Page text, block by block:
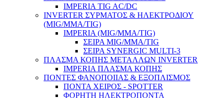
IMPERIA TIG AC/DC
INVERTER ΣΥΡΜΑΤΟΣ & ΗΛΕΚΤΡΟΔΙΟΥ
(MIG/MMA/TIG)
IMPERIA (MIG/MMA/TIG)
ΣΕΙΡΑ MIG/MMA/TIG
ΣΕΙΡΑ SYNERGIC MULTI-3
ΠΛΑΣΜΑ ΚΟΠΗΣ ΜΕΤΑΛΛΩΝ INVERTER
IMPERIA ΠΛΑΣΜΑ ΚΟΠΗΣ
ΠΟΝΤΕΣ ΦΑΝΟΠΟΙΙΑΣ & ΕΞΟΠΛΙΣΜΟΣ
ΠΟΝΤΑ ΧΕΙΡΟΣ - SPOTTER
ΦΟΡΗΤΗ ΗΛΕΚΤΡΟΠΟΝΤΑ